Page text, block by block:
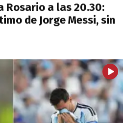
Rosario a las 20.30:
de Jorge Messi, sin